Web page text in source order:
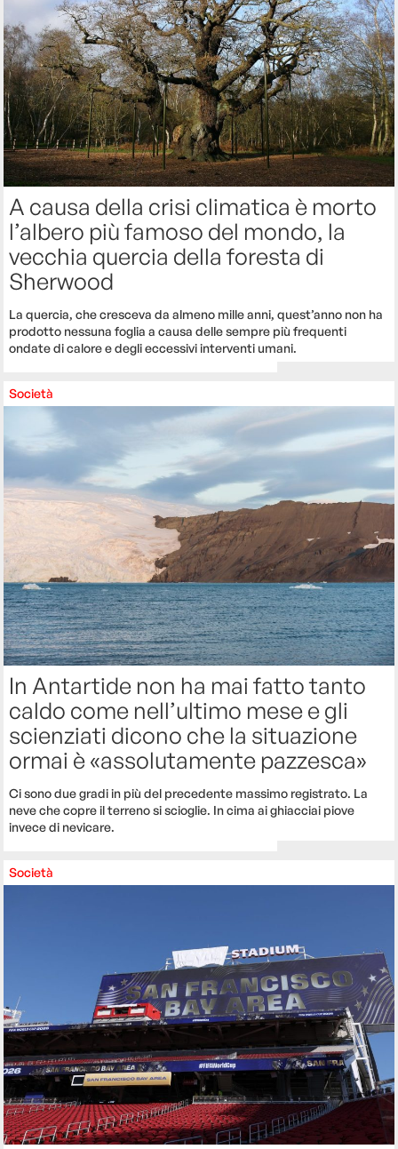
A causa della crisi climatica è morto
l’albero più famoso del mondo, la
vecchia quercia della foresta di
Sherwood
La quercia, che cresceva da almeno mille anni, quest’anno non ha
prodotto nessuna foglia a causa delle sempre più frequenti
ondate di calore e degli eccessivi interventi umani.
Società
In Antartide non ha mai fatto tanto
caldo come nell’ultimo mese e gli
scienziati dicono che la situazione
ormai è «assolutamente pazzesca»
Ci sono due gradi in più del precedente massimo registrato. La
neve che copre il terreno si scioglie. In cima ai ghiacciai piove
invece di nevicare.
Società